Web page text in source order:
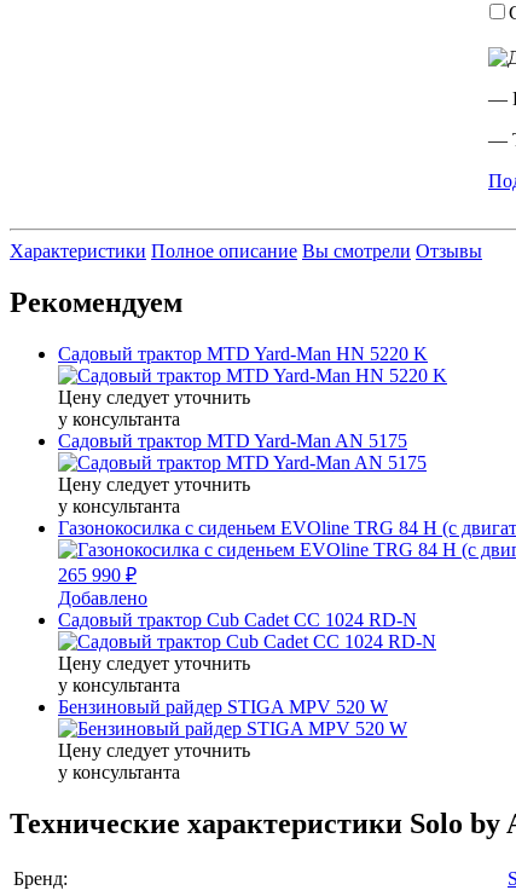
—
—
Характеристики Полное описание Вы смотрели Отзывы
Рекомендуем
Садовый трактор MTD Yard-Man HN 5220 K
Цену следует уточнить
у консультанта
Садовый трактор MTD Yard-Man AN 5175
Цену следует уточнить
у консультанта
Газонокосилка с сиденьем EVOline TRG 84 H (с
265 990 ₽
Добавлено
Садовый трактор Cub Cadet CC 1024 RD-N
Цену следует уточнить
у консультанта
Бензиновый райдер STIGA MPV 520 W
Цену следует уточнить
у консультанта
Технические характеристики Solo
Бренд: